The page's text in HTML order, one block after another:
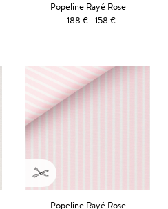
Popeline Rayé Rose
188 € 158 €
Popeline Rayé Rose